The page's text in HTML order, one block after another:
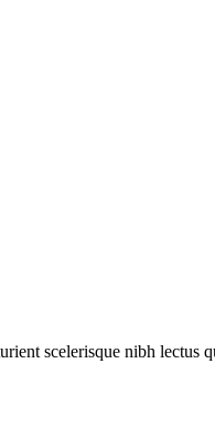
scelerisque nibh lectus